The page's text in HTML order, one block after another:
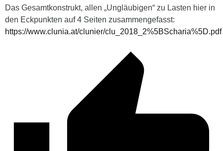
Das Gesamtkonstrukt, allen „Ungläubigen“ zu Lasten hier in
den Eckpunkten auf 4 Seiten zusammengefasst:
https://www.clunia.at/clunier/clu_2018_2%5BScharia%5D.pdf